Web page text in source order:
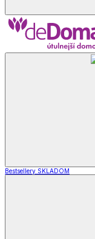
Bestsellery SKLADOM